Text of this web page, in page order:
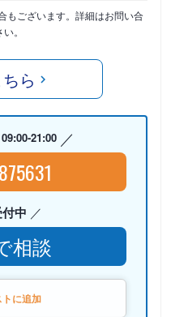
もございます。詳細はお問い合
。
ら
09:00-21:00
中
相談
に追加